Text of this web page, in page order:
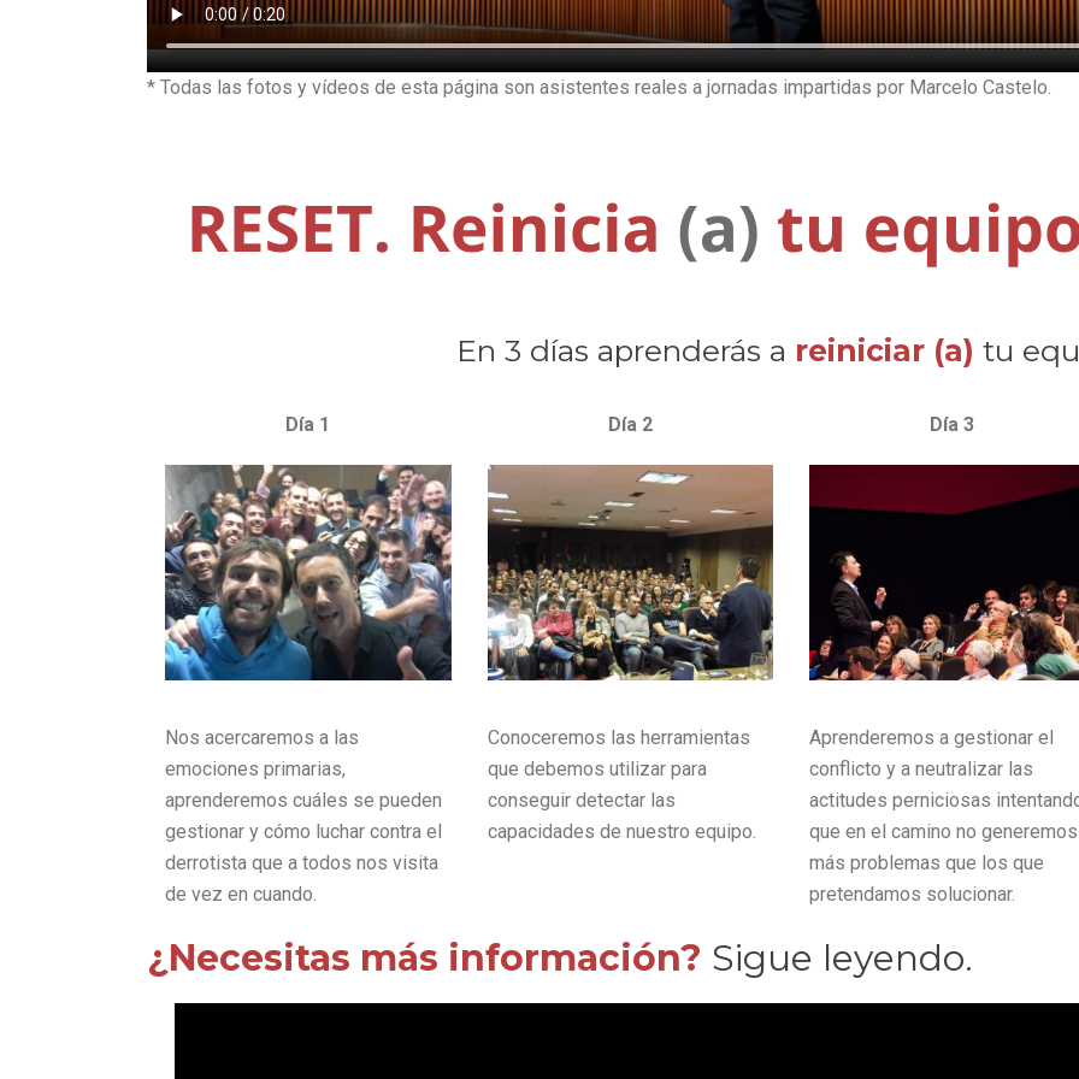
* Todas las fotos y vídeos de esta página son asistentes reales a jornadas impartidas por Marcelo Castelo.
En 3 días aprenderás a reiniciar (a) tu
Día 1
Nos acercaremos a las
emociones primarias,
aprenderemos cuáles se pueden
gestionar y cómo luchar contra el
derrotista que a todos nos visita
de vez en cuando.
Día 2
Conoceremos las herramientas
que debemos utilizar para
conseguir detectar las
capacidades de nuestro equipo.
Día 3
Aprenderemos a gestionar el
conflicto y a neutralizar las
actitudes perniciosas
que en el camino no generemos
más problemas que los que
pretendamos solucionar.
¿Necesitas más información? Sigue leyendo.